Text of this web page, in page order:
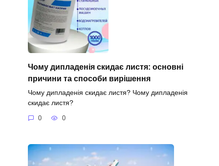
Чому дипладенія скидає листя: основні
причини та способи вирішення
Чому дипладенія скидає листя? Чому дипладенія
скидає листя?
0 0